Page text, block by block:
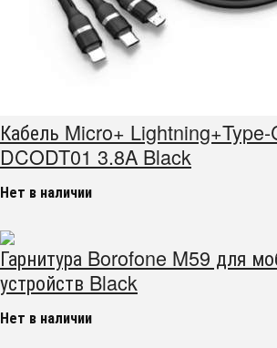
Кабель Micro+
DCODT01 3.8A Black
Нет в наличии
Гарнитура Borofone M59 для
устройств Black
Нет в наличии